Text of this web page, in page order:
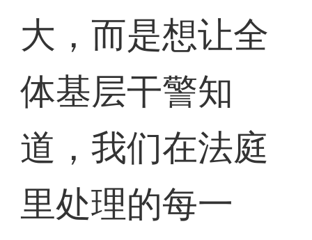
大，而是想让全
体基层干警知
道，我们在法庭
里处理的每一